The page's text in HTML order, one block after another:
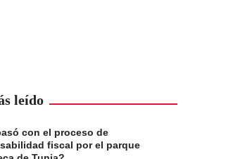
leído
con el proceso de
fiscal por el parque